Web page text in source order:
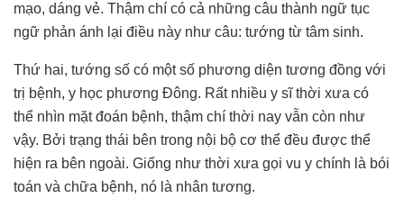
mạo, dáng vẻ. Thậm chí có cả những câu thành ngữ tục
ngữ phản ánh lại điều này như câu: tướng từ tâm sinh.
Thứ hai, tướng số có một số phương diện tương đồng với
trị bệnh, y học phương Đông. Rất nhiều y sĩ thời xưa có
thể nhìn mặt đoán bệnh, thậm chí thời nay vẫn còn như
vậy. Bởi trạng thái bên trong nội bộ cơ thể đều được thể
hiện ra bên ngoài. Giống như thời xưa gọi vu y chính là bói
toán và chữa bệnh, nó là nhân tương.